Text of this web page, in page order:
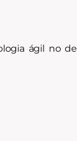
ágil no